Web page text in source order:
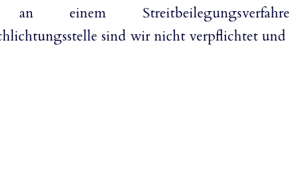
an einem
sind wir nicht verpflichtet